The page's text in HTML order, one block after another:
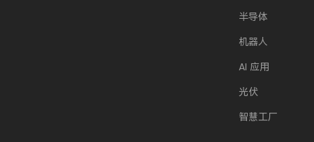
半导体
机器人
AI 应用
光伏
智慧工厂